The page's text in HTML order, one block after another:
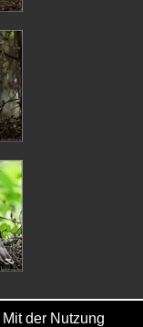
der Nutzung